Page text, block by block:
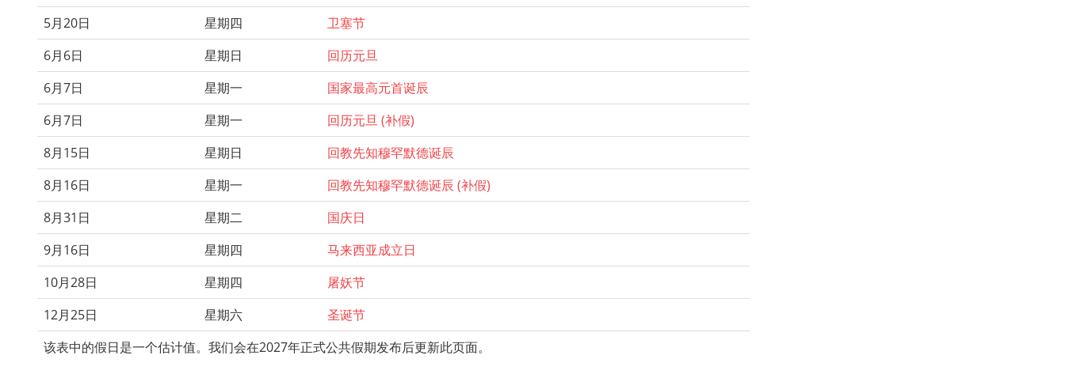
5月20日
星期四
卫塞节
6月6日
星期日
回历元旦
6月7日
星期一
国家最高元首诞辰
6月7日
星期一
回历元旦 (补假)
8月15日
星期日
回教先知穆罕默德诞辰
8月16日
星期一
回教先知穆罕默德诞辰 (补假)
8月31日
星期二
国庆日
9月16日
星期四
马来西亚成立日
10月28日
星期四
屠妖节
12月25日
星期六
圣诞节
该表中的假日是一个估计值。我们会在2027年正式公共假期发布后更新此页面。